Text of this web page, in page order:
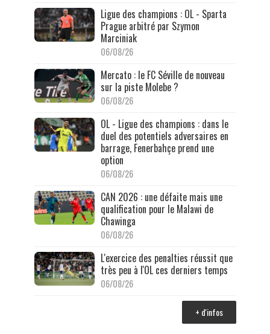
Ligue des champions : OL - Sparta
Prague arbitré par Szymon
Marciniak
06/08/26
Mercato : le FC Séville de nouveau
sur la piste Molebe ?
06/08/26
OL - Ligue des champions : dans le
duel des potentiels adversaires en
barrage, Fenerbahçe prend une
option
06/08/26
CAN 2026 : une défaite mais une
qualification pour le Malawi de
Chawinga
06/08/26
L'exercice des penalties réussit que
très peu à l'OL ces derniers temps
06/08/26
+ d'infos